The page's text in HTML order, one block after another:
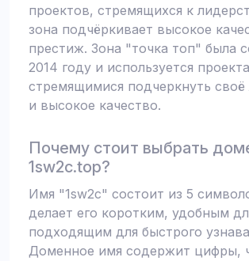
проектов, стремящихся к
зона подчёркивает высокое
престиж. Зона "точка топ" была
2014 году и используется
стремящимися подчеркнуть своё
и высокое качество.
Почему стоит выбрать
1sw2c.top?
Имя "1sw2c" состоит из 5
делает его коротким, удобным
подходящим для быстрого
Доменное имя содержит цифры,